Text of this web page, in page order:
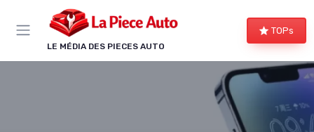
LE MÉDIA DES PIECES AUTO
TOPs
Panneau de gestion des cookies